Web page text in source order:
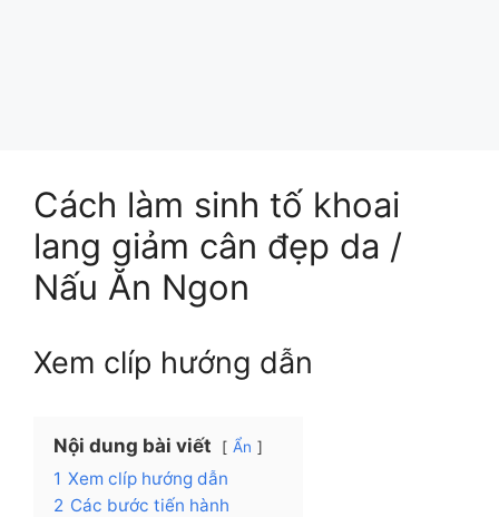
Cách làm sinh tố khoai
lang giảm cân đẹp da /
Nấu Ăn Ngon
Xem clíp hướng dẫn
Nội dung bài viết Ẩn
1 Xem clíp hướng dẫn
2 Các bước tiến hành